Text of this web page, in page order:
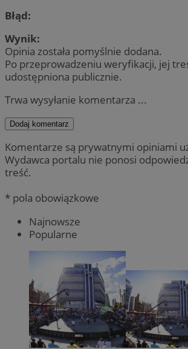
Błąd:
Wynik:
Opinia została pomyślnie dodana.
Po przeprowadzeniu weryfikacji, jej
udostępniona publicznie.
Trwa wysyłanie komentarza ...
Dodaj komentarz
Komentarze są prywatnymi opiniami
Wydawca portalu nie ponosi
treść.
* pola obowiązkowe
Najnowsze
Popularne